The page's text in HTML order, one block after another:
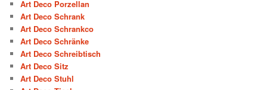
Art Deco Porzellan
Art Deco Schrank
Art Deco Schrankco
Art Deco Schränke
Art Deco Schreibtisch
Art Deco Sitz
Art Deco Stuhl